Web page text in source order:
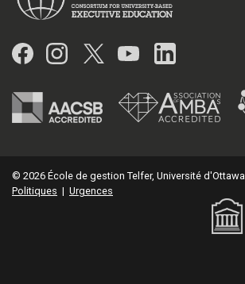
Facebook
Instagram
Twitter
YouTubeLinkedIn
© 2026 École de gestion Telfer, Université d'Ottawa
Politiques | Urgences